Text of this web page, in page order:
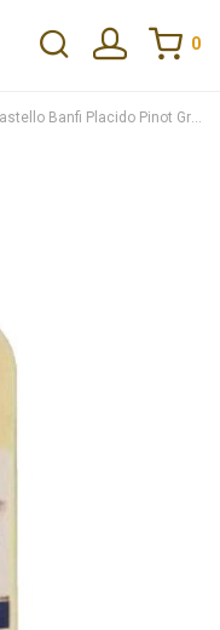
0
Banfi Placido Pinot Grigio 2022 750ml